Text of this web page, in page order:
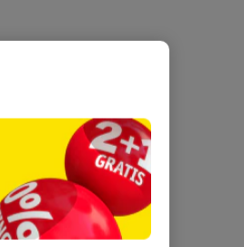
dag nieuwe kleding